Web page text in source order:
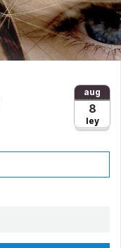
ley
aug
8